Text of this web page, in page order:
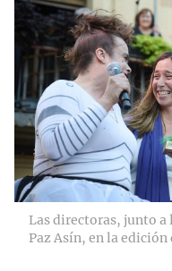
Las directoras, junto a
Paz Asín, en la edición